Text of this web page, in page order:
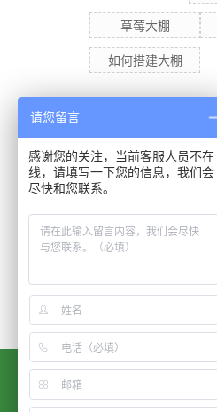
草莓大棚
如何搭建大棚
无锡市惠山区西漳腾林
联系人：尤文林
电话：0510-83756628
手机：13812085288
邮箱：
传真：0510-83759628
网址：
地址：无锡市惠山区西
请您留言
感谢您的关注，当前客服人员不在
线，请填写一下您的信息，我们会
尽快和您联系。